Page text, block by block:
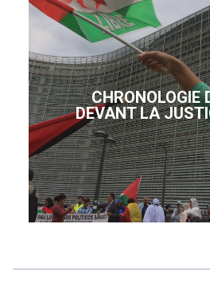
CHRONOLOGIE
DEVANT LA